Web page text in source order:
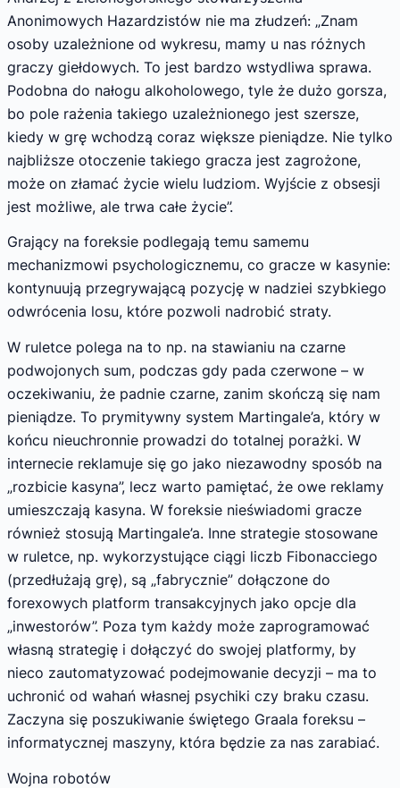
Anonimowych Hazardzistów nie ma złudzeń: „Znam
osoby uzależnione od wykresu, mamy u nas różnych
graczy giełdowych. To jest bardzo wstydliwa sprawa.
Podobna do nałogu alkoholowego, tyle że dużo gorsza,
bo pole rażenia takiego uzależnionego jest szersze,
kiedy w grę wchodzą coraz większe pieniądze. Nie tylko
najbliższe otoczenie takiego gracza jest zagrożone,
może on złamać życie wielu ludziom. Wyjście z obsesji
jest możliwe, ale trwa całe życie”.
Grający na foreksie podlegają temu samemu
mechanizmowi psychologicznemu, co gracze w kasynie:
kontynuują przegrywającą pozycję w nadziei szybkiego
odwrócenia losu, które pozwoli nadrobić straty.
W ruletce polega na to np. na stawianiu na czarne
podwojonych sum, podczas gdy pada czerwone – w
oczekiwaniu, że padnie czarne, zanim skończą się nam
pieniądze. To prymitywny system Martingale’a, który w
końcu nieuchronnie prowadzi do totalnej porażki. W
internecie reklamuje się go jako niezawodny sposób na
„rozbicie kasyna”, lecz warto pamiętać, że owe reklamy
umieszczają kasyna. W foreksie nieświadomi gracze
również stosują Martingale’a. Inne strategie stosowane
w ruletce, np. wykorzystujące ciągi liczb Fibonacciego
(przedłużają grę), są „fabrycznie” dołączone do
forexowych platform transakcyjnych jako opcje dla
„inwestorów”. Poza tym każdy może zaprogramować
własną strategię i dołączyć do swojej platformy, by
nieco zautomatyzować podejmowanie decyzji – ma to
uchronić od wahań własnej psychiki czy braku czasu.
Zaczyna się poszukiwanie świętego Graala foreksu –
informatycznej maszyny, która będzie za nas zarabiać.
Wojna robotów